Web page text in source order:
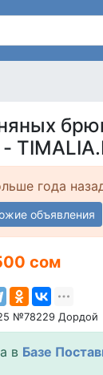
года
объявления
сом
№78229 Дордой
в Базе